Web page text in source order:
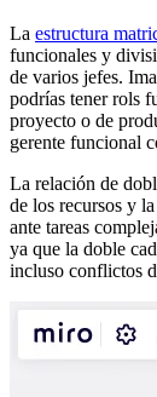
La estructura
funcionales y
de varios jefes.
podrías tener rols
proyecto o de
gerente funcional
La relación de
de los recursos y
ante tareas
ya que la doble
incluso conflictos